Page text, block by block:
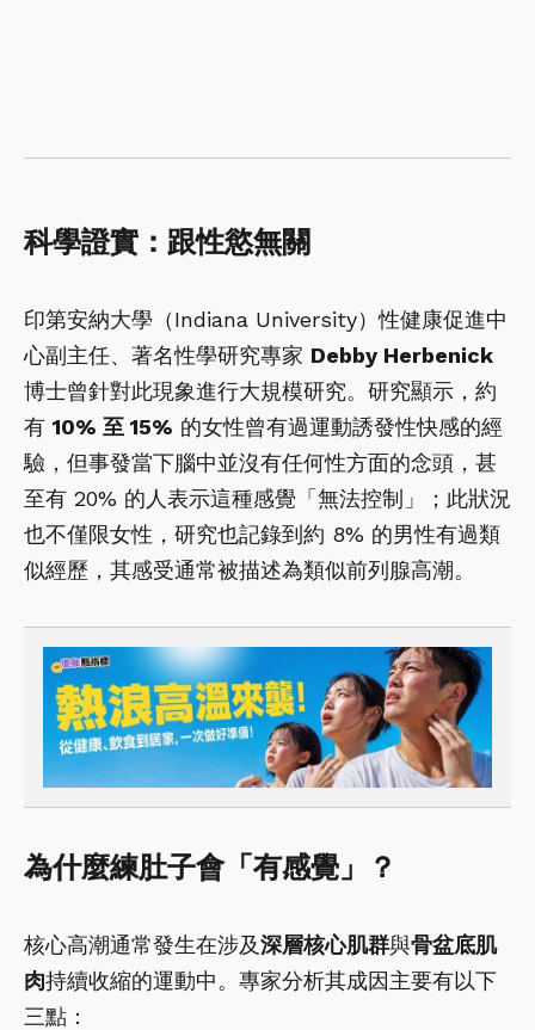
科學證實：跟性慾無關
印第安納大學（Indiana University）性健康促進中
心副主任、著名性學研究專家 Debby Herbenick
博士曾針對此現象進行大規模研究。研究顯示，約
有 10% 至 15% 的女性曾有過運動誘發性快感的經
驗，但事發當下腦中並沒有任何性方面的念頭，甚
至有 20% 的人表示這種感覺「無法控制」；此狀況
也不僅限女性，研究也記錄到約 8% 的男性有過類
似經歷，其感受通常被描述為類似前列腺高潮。
為什麼練肚子會「有感覺」？
核心高潮通常發生在涉及深層核心肌群與骨盆底肌
肉持續收縮的運動中。專家分析其成因主要有以下
三點：